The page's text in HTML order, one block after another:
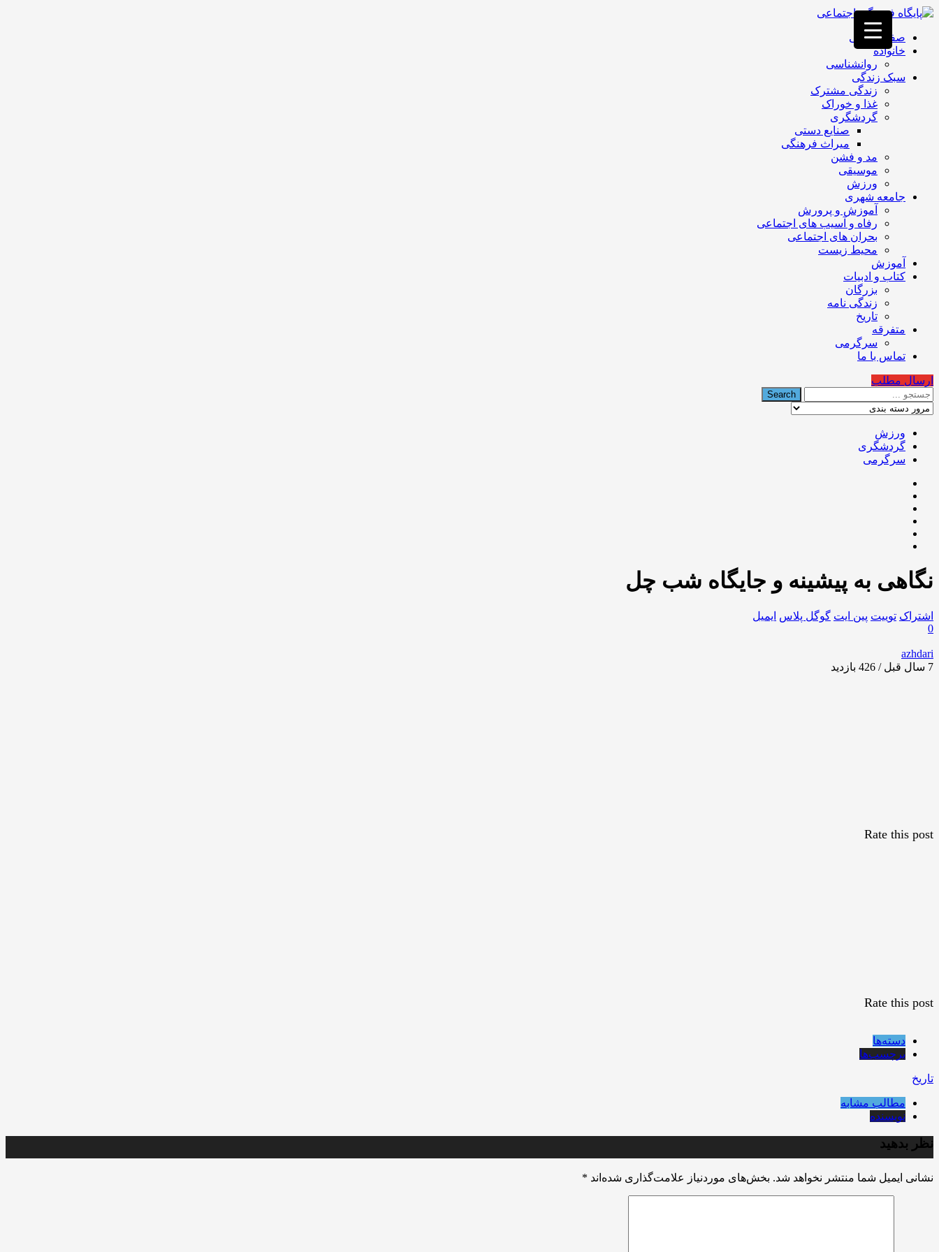
فصد
غرب
تهران
خشکشویی
تصفیه
تهران
صفحه اصلی
خانواده
روانشناسی
سبک زندگی
زندگی مشترک
غذا و خوراک
گردشگری
صنایع دستی
میراث فرهنگی
مد و فشن
موسیقی
ورزش
جامعه شهری
آموزش و پرورش
رفاه و آسیب های اجتماعی
بحران های اجتماعی
محیط زیست
آموزش
کتاب و ادبیات
بزرگان
زندگی نامه
تاریخ
متفرقه
سرگرمی
تماس با ما
ارسال مطلب
ورزش
گردشگری
سرگرمی
نگاهی به پیشینه و جایگاه شب چل
اشتراک توییت پین ایت گوگل‌ پلاس ایمیل
0
azhdari
7 سال قبل / 426
بازدید
Rate this post
Rate this post
دسته‌ها
برچسب‌ها
تاریخ
مطالب مشابه
نویسنده
نظر بدهید
نشانی ایمیل شما منتشر نخواهد شد. بخش‌های موردنیاز علامت‌گذاری شده‌اند *